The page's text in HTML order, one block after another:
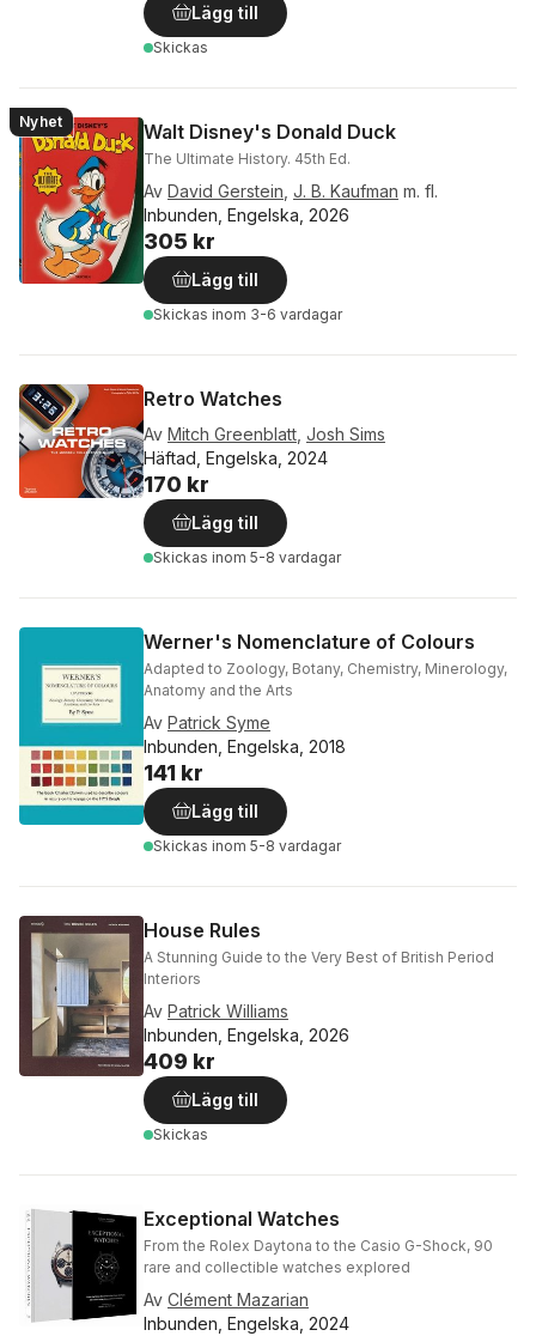
Lägg till
Skickas
Nyhet Walt Disney's Donald Duck
The Ultimate History. 45th Ed.
Av David Gerstein J. B. Kaufman m. fl.
Inbunden, Engelska, 2026
305 kr
Lägg till
Skickas inom 3-6 vardagar
Retro Watches
Av Mitch Greenblatt Josh Sims
Häftad, Engelska, 2024
170 kr
Lägg till
Skickas inom 5-8 vardagar
Werner's Nomenclature of Colours
Adapted to Zoology, Botany, Chemistry, Minerology,
Anatomy and the Arts
Av Patrick Syme
Inbunden, Engelska, 2018
141 kr
Lägg till
Skickas inom 5-8 vardagar
House Rules
A Stunning Guide to the Very Best of British Period
Interiors
Av Patrick Williams
Inbunden, Engelska, 2026
409 kr
Lägg till
Skickas
Exceptional Watches
From the Rolex Daytona to the Casio G-Shock, 90
rare and collectible watches explored
Av Clément Mazarian
Inbunden, Engelska, 2024